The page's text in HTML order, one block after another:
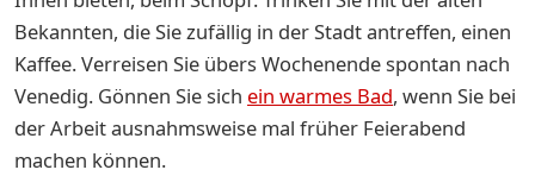
Bekannten, die Sie zufällig in der Stadt antreffen, einen
Kaffee. Verreisen Sie übers Wochenende spontan nach
Venedig. Gönnen Sie sich ein warmes Bad, wenn Sie bei
der Arbeit ausnahmsweise mal früher Feierabend
machen können.